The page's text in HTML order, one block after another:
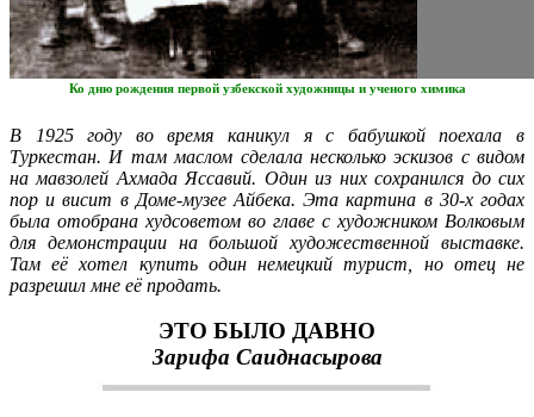
Ко дню рождения первой узбекской художницы и ученого химика
В 1925 году во время каникул я с бабушкой поехала в
Туркестан. И там маслом сделала несколько эскизов с видом
на мавзолей Ахмада Яссавий. Один из них сохранился до сих
пор и висит в Доме-музее Айбека. Эта картина в 30-х годах
была отобрана худсоветом во главе с художником Волковым
для демонстрации на большой художественной выставке.
Там её хотел купить один немецкий турист, но отец не
разрешил мне её продать.
ЭТО БЫЛО ДАВНО
Зарифа Саиднасырова